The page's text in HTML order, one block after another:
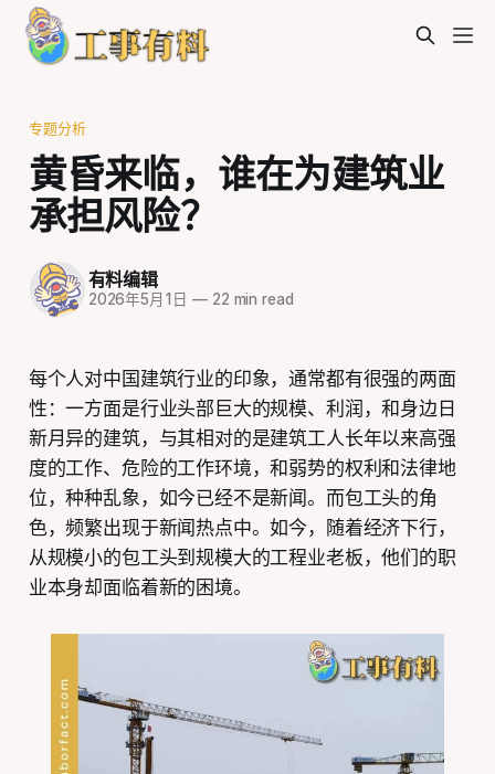
专题分析
黄昏来临，谁在为建筑业
承担风险？
有料编辑
2026年5月1日 —22 min read
每个人对中国建筑行业的印象，通常都有很强的两面
性：一方面是行业头部巨大的规模、利润，和身边日
新月异的建筑，与其相对的是建筑工人长年以来高强
度的工作、危险的工作环境，和弱势的权利和法律地
位，种种乱象，如今已经不是新闻。而包工头的角
色，频繁出现于新闻热点中。如今，随着经济下行，
从规模小的包工头到规模大的工程业老板，他们的职
业本身却面临着新的困境。